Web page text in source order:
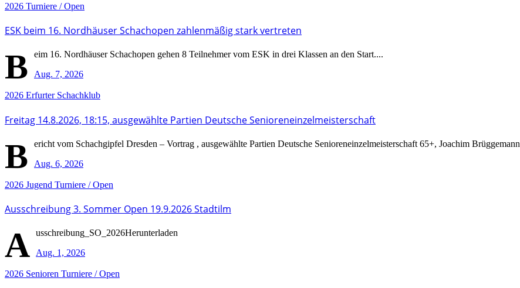
2026 Turniere / Open
ESK beim 16. Nordhäuser Schachopen zahlenmäßig stark vertreten
B
eim 16. Nordhäuser Schachopen gehen 8 Teilnehmer vom ESK in drei Klassen an den Start....
Aug. 7, 2026
2026 Erfurter Schachklub
Freitag 14.8.2026, 18:15, ausgewählte Partien Deutsche Senioreneinzelmeisterschaft
B
ericht vom Schachgipfel Dresden – Vortrag , ausgewählte Partien Deutsche Senioreneinzelmeisterschaft 65+, Joachim Brüggemann
Aug. 6, 2026
2026 Jugend Turniere / Open
Ausschreibung 3. Sommer Open 19.9.2026 Stadtilm
A usschreibung_SO_2026Herunterladen
Aug. 1, 2026
2026 Senioren Turniere / Open